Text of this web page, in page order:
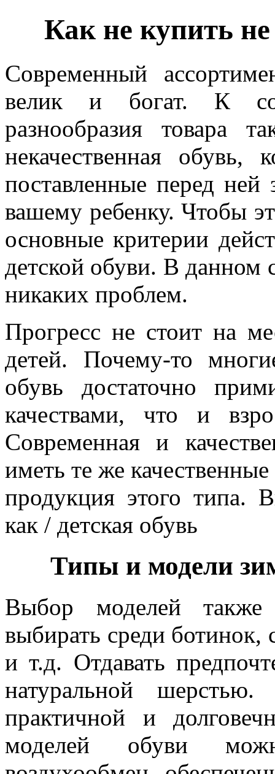
Как не купить
Современный
велик и богат. К
разнообразия товара
некачественная обувь,
поставленные перед ней
вашему ребенку. Чтобы
основные критерии
детской обуви. В данном
никаких проблем.
Прогресс не стоит на
детей. Почему-то
обувь достаточно
качествами, что и
Современная и
иметь те же
продукция этого типа.
как / детская обувь
Типы и модели
Выбор моделей
выбирать среди ботинок,
и т.д. Отдавать
натуральной
практичной и
моделей обуви